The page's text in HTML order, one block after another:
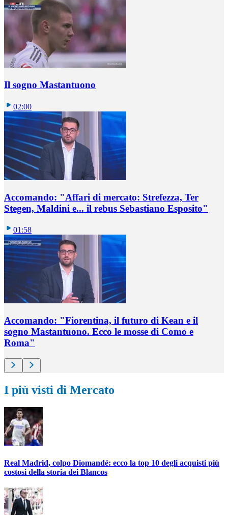
Il sogno Mastantuono
02:00
Accomando: "Affari di mercato: Strefezza, Ter
Stegen, Maldini e... il rebus Sebastiano Esposito"
01:58
Accomando: "Fiorentina, il futuro di Kean e il
sogno Mastantuono. Ecco le mosse di Como e
Roma"
I più visti di Mercato
Real Madrid, colpo Diomandé: ecco la top 10 degli acquisti più
costosi della storia dei Blancos